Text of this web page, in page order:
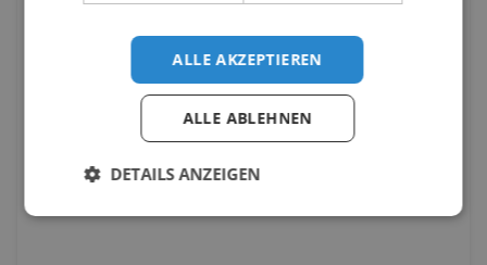
ALLE AKZEPTIEREN
ALLE ABLEHNEN
DETAILS ANZEIGEN